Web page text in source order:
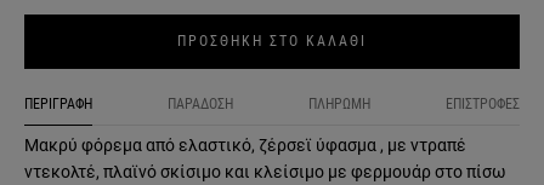
ΠΡΟΣΘΗΚΗ ΣΤΟ ΚΑΛΑΘΙ
ΠΕΡΙΓΡΑΦΗ ΠΑΡΑΔΟΣΗ ΠΛΗΡΩΜΗ ΕΠΙΣΤΡΟΦΕΣ
Μακρύ φόρεμα από ελαστικό, ζέρσεϊ ύφασμα , με ντραπέ
ντεκολτέ, πλαϊνό σκίσιμο και κλείσιμο με φερμουάρ στο πίσω